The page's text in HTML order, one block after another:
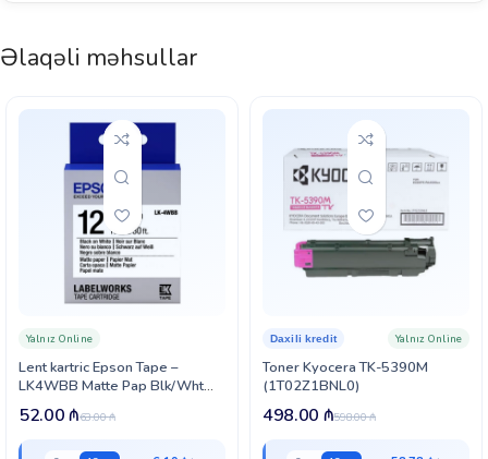
Əlaqəli məhsullar
Lent kartric Epson Tape –
LK4WBB Matte Pap Blk/Wht
12/9 (C53S654023)
Yalnız Online
63.00₼
52.00₼
Toner Kyocera TK-5390M
(1T02Z1BNL0)
Daxili kredit Yalnız Online
598.00₼
498.00 ₼